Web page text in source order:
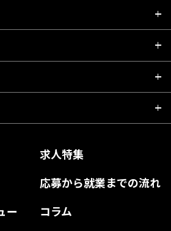
求人特集
応募から就業までの流れ
ー
コラム